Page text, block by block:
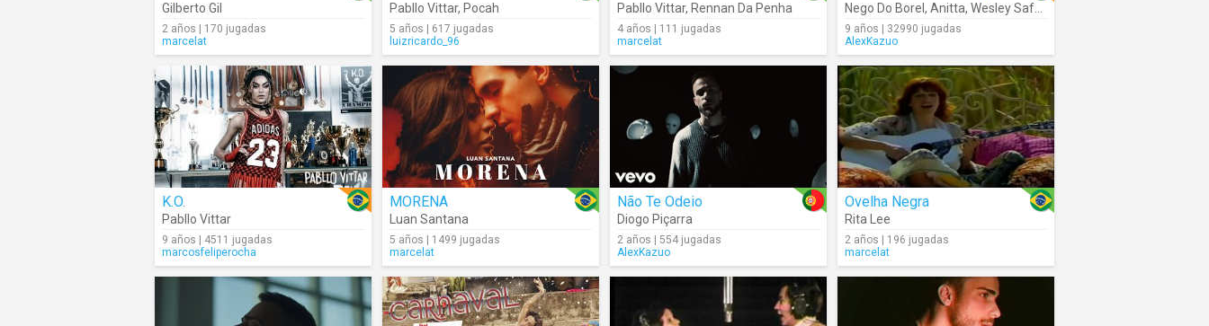
Gilberto Gil
2 años | 170 jugadas
marcelat
Pabllo Vittar, Pocah
5 años | 617 jugadas
luizricardo_96
Pabllo Vittar, Rennan Da Penha
4 años | 111 jugadas
marcelat
Nego Do Borel , Anitta, Wesley Safadão
9 años | 32990 jugadas
AlexKazuo
K.O.
Pabllo Vittar
9 años | 4511 jugadas
marcosfeliperocha
MORENA
Luan Santana
5 años | 1499 jugadas
marcelat
Não Te Odeio
Diogo Piçarra
2 años | 554 jugadas
AlexKazuo
Ovelha Negra
Rita Lee
2 años | 196 jugadas
marcelat